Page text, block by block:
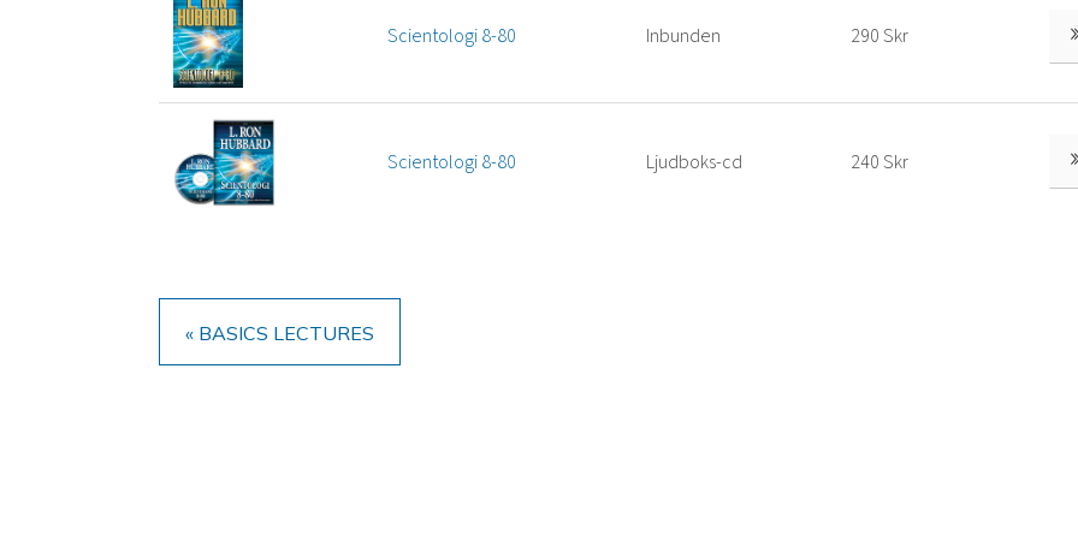
Scientologi 8-80 Inbunden 290 Skr
Scientologi 8-80 Ljudboks-cd 240 Skr
« BASICS LECTURES